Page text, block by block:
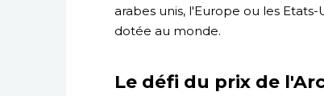
arabes unis, l'Europe ou les
dotée au monde.
Le défi du prix de